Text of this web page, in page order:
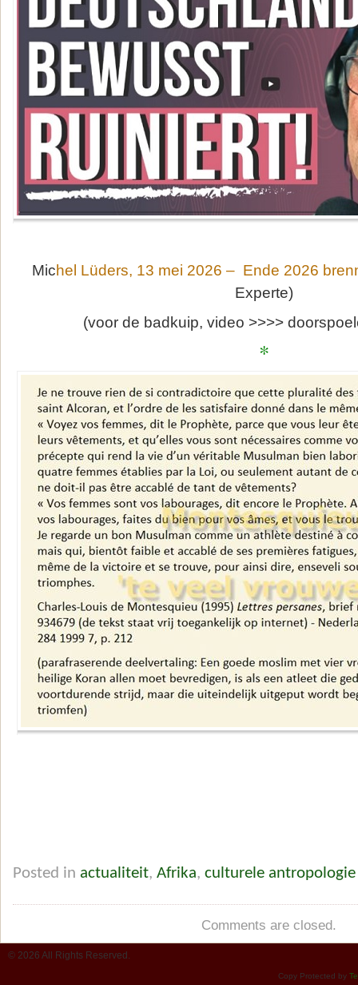
Michel Lüders, 13 mei 2026 – Ende 2026
Experte)
(voor de badkuip, video >>>>
*
Posted in actualiteit, Afrika, culturele antropologie
Comments are closed.
© 2026 All Rights Reserved.
Copy Protected by